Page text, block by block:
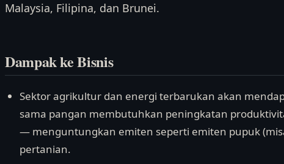
Malaysia, Filipina, dan Brunei.
Dampak ke Bisnis
Sektor agrikultur dan energi terbarukan akan
sama pangan membutuhkan peningkatan
— menguntungkan emiten seperti emiten pupuk
pertanian.